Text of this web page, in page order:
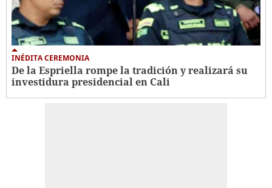
INÉDITA CEREMONIA
De la Espriella rompe la tradición y realizará su
investidura presidencial en Cali